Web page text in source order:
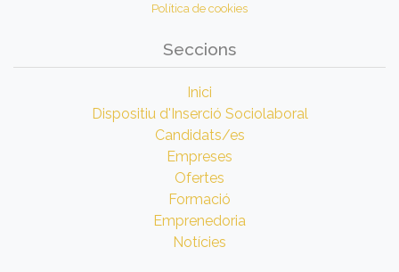
Política de cookies
Seccions
Inici
Dispositiu d'Inserció Sociolaboral
Candidats/es
Empreses
Ofertes
Formació
Emprenedoria
Notícies